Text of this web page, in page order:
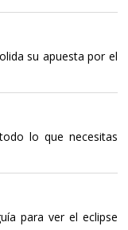
su apuesta por el
lo que necesitas
para ver el eclipse